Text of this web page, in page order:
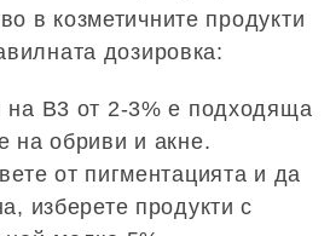
в козметичните продукти
дозировка:
на B3 от 2-3% е подходяща
на обриви и акне.
от пигментацията и да
изберете продукти с